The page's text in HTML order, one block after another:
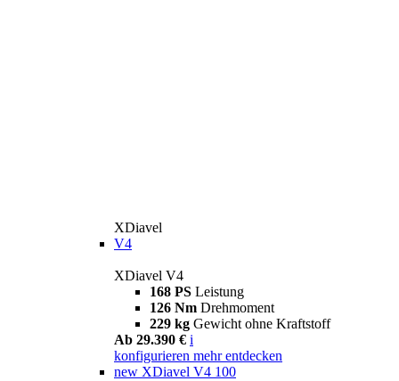
XDiavel
V4
XDiavel V4
168 PS Leistung
126 Nm Drehmoment
229 kg Gewicht ohne Kraftstoff
Ab 29.390 € i
konfigurieren mehr entdecken
new XDiavel V4 100